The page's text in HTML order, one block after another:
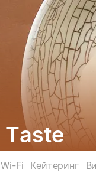
Taste
Wi-Fi Кейтеринг